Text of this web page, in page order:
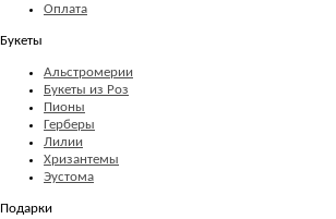
Оплата
Букеты
Альстромерии
Букеты из Роз
Пионы
Герберы
Лилии
Хризантемы
Эустома
Подарки